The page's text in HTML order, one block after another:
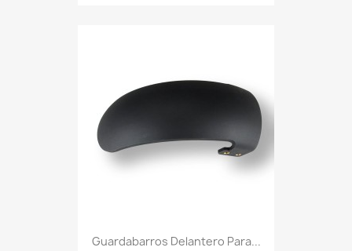
Guardabarros Delantero Para...